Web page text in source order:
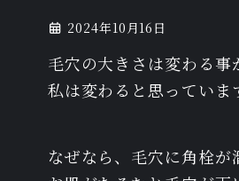
2024年10月16日
毛穴の大きさは変わる
私は変わると思っていま
なぜなら、毛穴に角栓